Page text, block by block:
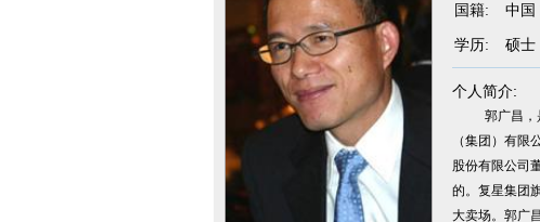
国籍: 中国
学历: 硕士
个人简介:
郭广昌，
（集团）有限
股份有限公司
的。复星集团
大卖场。郭广